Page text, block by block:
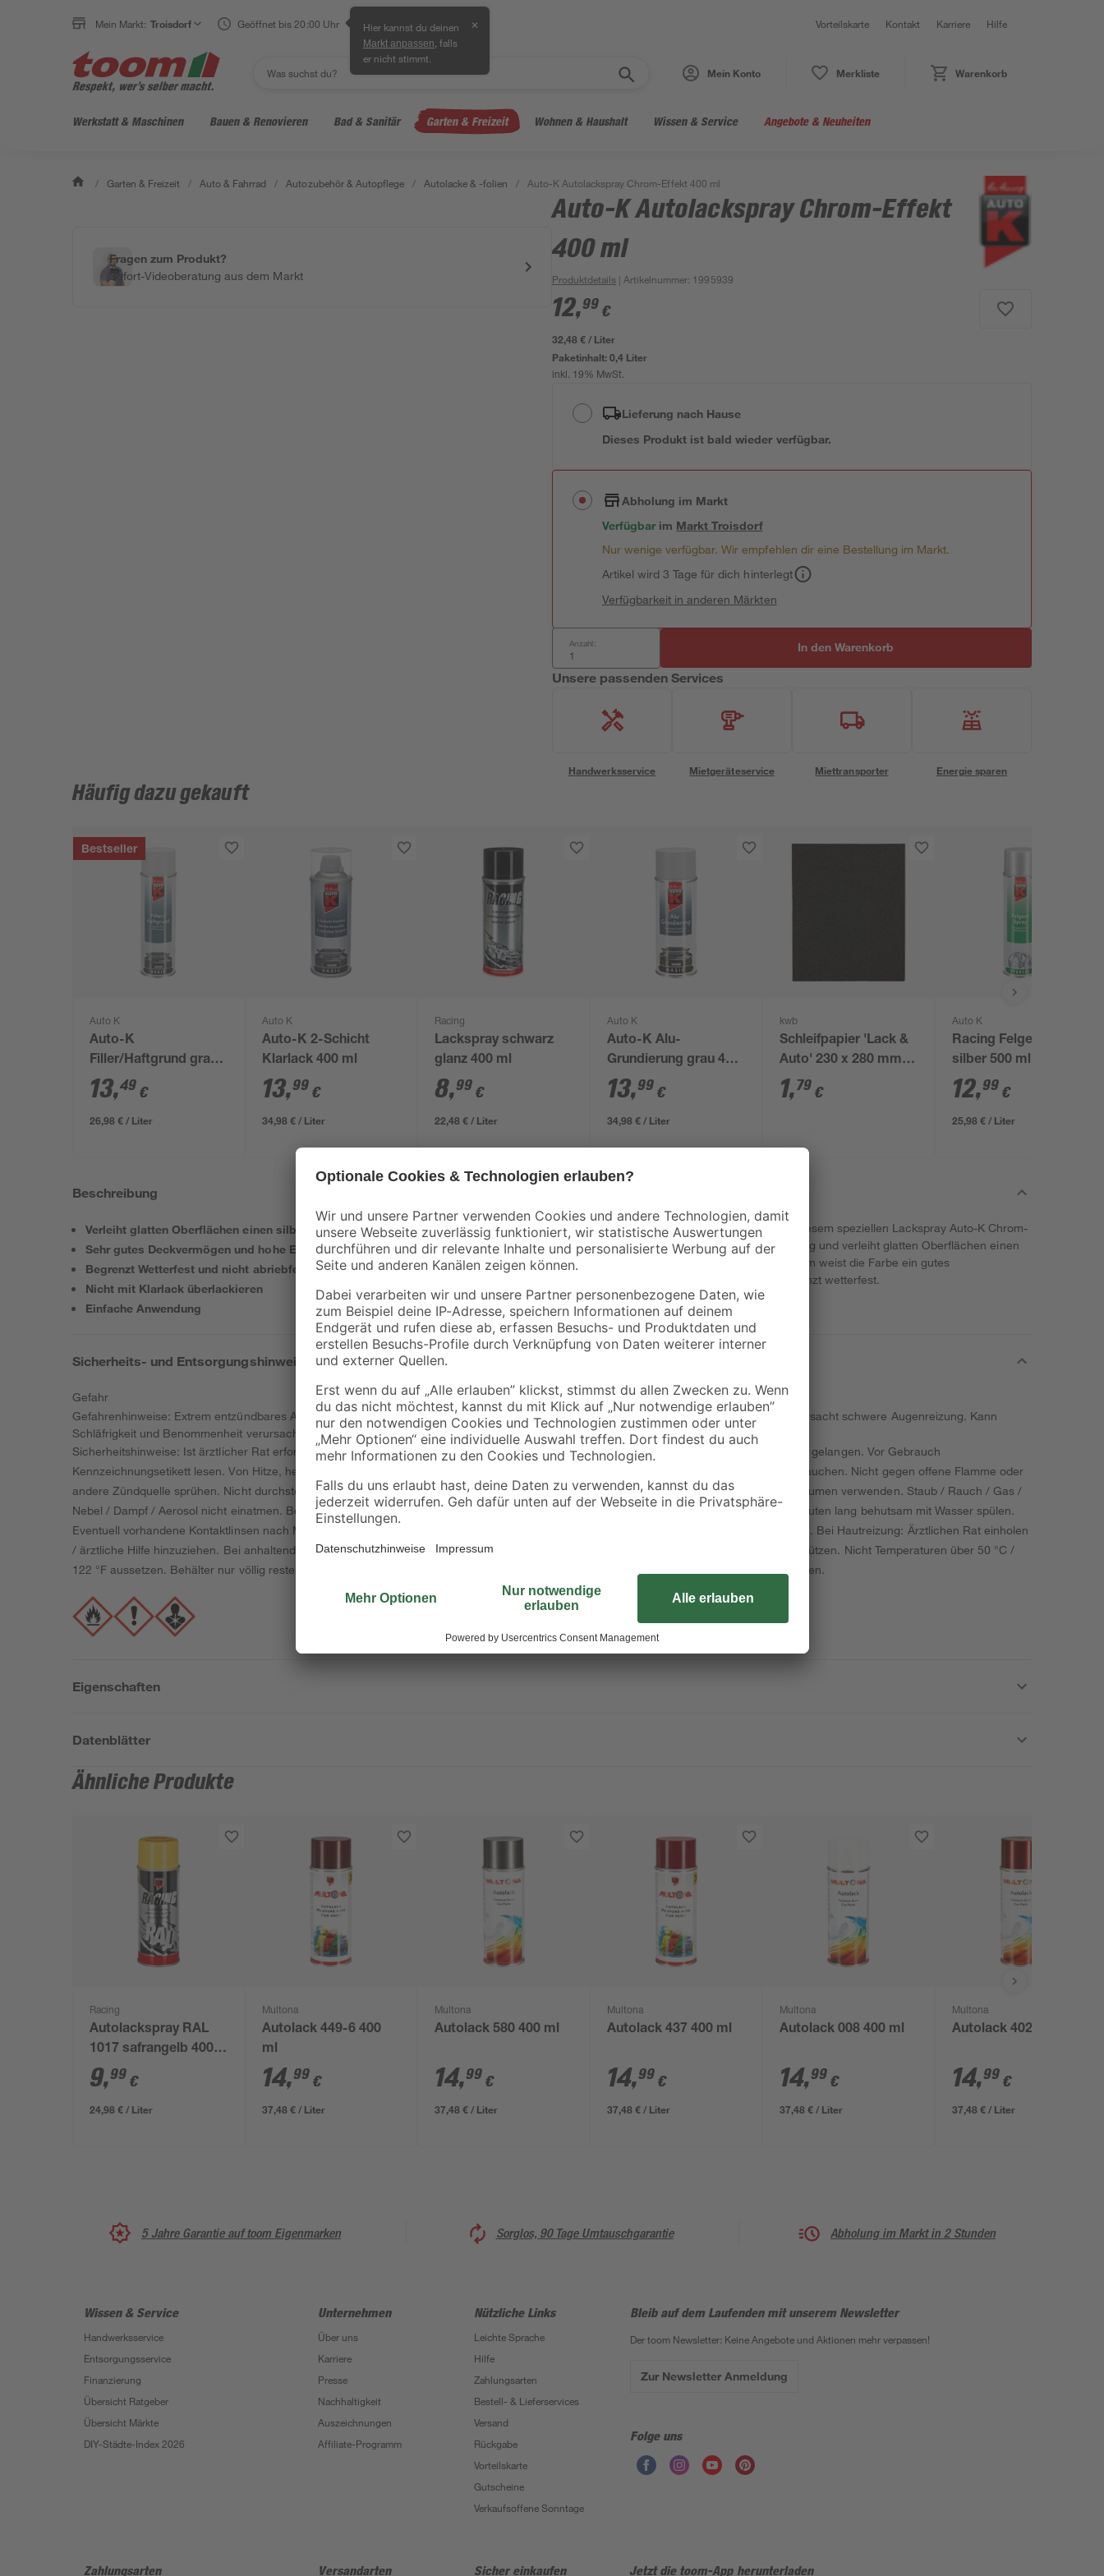
Mein Markt: Troisdorf Geöffnet bis 20:00 Uhr Hier kannst du deinen
Markt anpassen , falls
er nicht stimmt.
✕ Vorteilskarte Kontakt Karriere Hilfe
Mein Konto Merkliste Warenkorb
Werkstatt & Maschinen Bauen & Renovieren Bad & Sanitär Garten & Freizeit Wohnen & Haushalt Wissen & Service Angebote & Neuheiten
/ Garten & Freizeit / Auto & Fahrrad / Autozubehör & Autopflege / Autolacke & -folien / Auto-K Autolackspray Chrom-Effekt 400 ml
Fragen zum Produkt?
Sofort-Videoberatung aus dem Markt
Auto-K Autolackspray Chrom-Effekt
400 ml
Produktdetails | Artikelnummer: 1995939
12,99 €
32,48 € / Liter
Paketinhalt:0,4 Liter
inkl. 19% MwSt.
Lieferung nach Hause
Dieses Produkt ist bald wieder verfügbar.
Abholung im Markt
Verfügbar im MarktTroisdorf
Nur wenige verfügbar. Wir empfehlen dir eine Bestellung im Markt.
Artikel wird 3 Tage für dich hinterlegt
Verfügbarkeit in anderen Märkten
Anzahl: In den Warenkorb
Unsere passenden Services
Handwerksservice Mietgeräteservice Miettransporter Energie sparen
Häufig dazu gekauft
Bestseller
Auto K
Auto-K
Filler/Haftgrund grau
500 ml
13,49 €
26,98 € / Liter
Auto K
Auto-K 2-Schicht
Klarlack 400 ml
13,99 €
34,98 € / Liter
Racing
Lackspray schwarz
glanz 400 ml
8,99 €
22,48 € / Liter
Auto K
Auto-K Alu-
Grundierung grau 400
ml
13,99 €
34,98 € / Liter
kwb
Schleifpapier 'Lack &
Auto' 230 x 280 mm
K1000
1,79 €
Auto K
Racing Felgenspray
silber 500 ml
12,99 €
25,98 € / Liter
Beschreibung
Verleiht glatten Oberflächen einen silberchromartigen metallischen Look
Sehr gutes Deckvermögen und hohe Ergiebigkeit
Begrenzt Wetterfest und nicht abriebfest
Nicht mit Klarlack überlackieren
Einfache Anwendung
Einen eleganten Chromeffekt erhalten Sie mit diesem speziellen Lackspray Auto-K Chrom-
Effekt. Der Lack trocknet schnell, ist hochergiebig und verleiht glatten Oberflächen einen
metallischen, silberchromartigen Look. Außerdem weist die Farbe ein gutes
Deckvermögen auf, ist lichtbeständig und begrenzt wetterfest.
Sicherheits- und Entsorgungshinweise
Gefahr
Gefahrenhinweise: Extrem entzündbares Aerosol. Behälter steht unter Druck: kann bei Erwärmung bersten. Verursacht Hautreizungen. Verursacht schwere Augenreizung. Kann
Schläfrigkeit und Benommenheit verursachen. Kann die Organe schädigen bei längerer oder wiederholter Exposition.
Sicherheitshinweise: Ist ärztlicher Rat erforderlich, Verpackung oder Kennzeichnungsetikett bereithalten. Darf nicht in die Hände von Kindern gelangen. Vor Gebrauch
Kennzeichnungsetikett lesen. Von Hitze, heißen Oberflächen, Funken, offenen Flammen sowie anderen Zündquellenarten fernhalten. Nicht rauchen. Nicht gegen offene Flamme oder
andere Zündquelle sprühen. Nicht durchstechen oder verbrennen, auch nicht nach der Verwendung. Nur im Freien oder in gut belüfteten Räumen verwenden. Staub / Rauch / Gas /
Nebel / Dampf / Aerosol nicht einatmen. Bei Kontakt mit der Haut: Mit viel Wasser und Seife waschen. Bei Kontakt mit den Augen: Einige Minuten lang behutsam mit Wasser spülen.
Eventuell vorhandene Kontaktlinsen nach Möglichkeit entfernen. Weiter spülen. Bei Unwohlsein GIFTINFORMATIONSZENTRUM/Arzt anrufen. Bei Hautreizung: Ärztlichen Rat einholen
/ ärztliche Hilfe hinzuziehen. Bei anhaltender Augenreizung: Ärztlichen Rat einholen / ärztliche Hilfe hinzuziehen. Vor Sonnenbestrahlung schützen. Nicht Temperaturen über 50 °C /
122 °F aussetzen. Behälter nur völlig restentleert der Wertstoffsammlung zuführen! Größere Produktreste zur Problemstoffsammelstelle bringen.
Eigenschaften
Datenblätter
Ähnliche Produkte
Racing
Autolackspray RAL
1017 safrangelb 400
ml
9,99 €
24,98 € / Liter
Multona
Autolack 449-6 400
ml
14,99 €
37,48 € / Liter
Multona
Autolack 580 400 ml
14,99 €
37,48 € / Liter
Multona
Autolack 437 400 ml
14,99 €
37,48 € / Liter
Multona
Autolack 008 400 ml
14,99 €
37,48 € / Liter
Multona
Autolack 402 400 ml
14,99 €
37,48 € / Liter
5 Jahre Garantie auf toom Eigenmarken Sorglos, 90 Tage Umtauschgarantie Abholung im Markt in 2 Stunden
Wissen & Service
Handwerksservice
Entsorgungsservice
Finanzierung
Übersicht Ratgeber
Übersicht Märkte
DIY-Städte-Index 2026
Unternehmen
Über uns
Karriere
Presse
Nachhaltigkeit
Auszeichnungen
Affiliate-Programm
Nützliche Links
Leichte Sprache
Hilfe
Zahlungsarten
Bestell- & Lieferservices
Versand
Rückgabe
Vorteilskarte
Gutscheine
Verkaufsoffene Sonntage
Bleib auf dem Laufenden mit unserem Newsletter
Der toom Newsletter: Keine Angebote und Aktionen mehr verpassen!
Zur Newsletter Anmeldung
Folge uns
Zahlungsarten Versandarten Sicher einkaufen Jetzt die toom-App herunterladen